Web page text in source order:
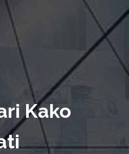
Kako